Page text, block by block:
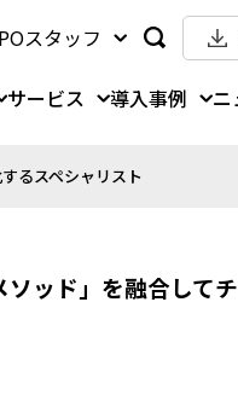
スタッフ
サービス 導入事例 ニ
るスペシャリスト
ソッド」を融合して